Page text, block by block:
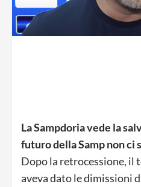
La Sampdoria vede la
futuro della Samp non ci
Dopo la retrocessione, il
aveva dato le dimissioni